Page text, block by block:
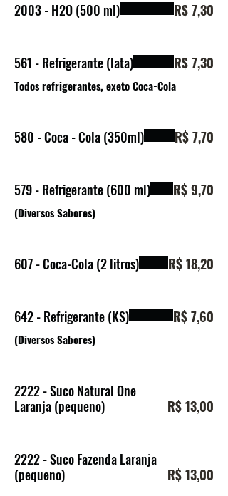
2003 - H2O (500 ml) R$ 7,30
561 - Refrigerante (lata)
Todos refrigerantes, exeto Coca-Cola
R$ 7,30
580 - Coca - Cola (350ml) R$ 7,70
579 - Refrigerante (600 ml)
(Diversos Sabores)
R$ 9,70
607 - Coca-Cola (2 litros) R$ 18,20
642 - Refrigerante (KS)
(Diversos Sabores)
R$ 7,60
2222 - Suco Natural One
Laranja (pequeno)
R$ 13,00
2222 - Suco Fazenda Laranja
(pequeno)
R$ 13,00